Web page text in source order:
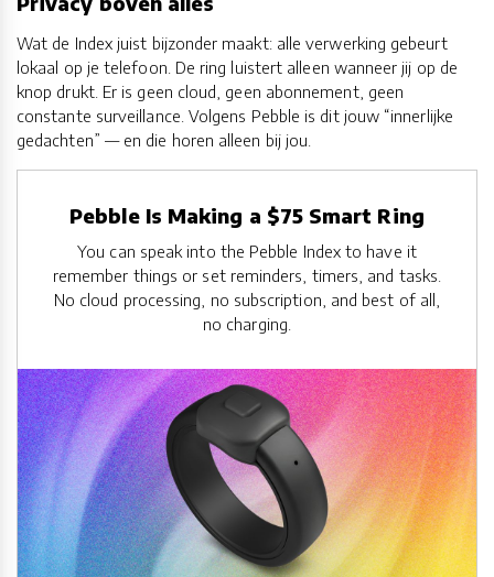
Wat de Index juist bijzonder maakt: alle verwerking gebeurt
lokaal op je telefoon. De ring luistert alleen wanneer jij op de
knop drukt. Er is geen cloud, geen abonnement, geen
constante surveillance. Volgens Pebble is dit jouw “innerlijke
gedachten” — en die horen alleen bij jou.
Pebble Is Making a $75 Smart Ring
You can speak into the Pebble Index to have it
remember things or set reminders, timers, and tasks.
No cloud processing, no subscription, and best of all,
no charging.